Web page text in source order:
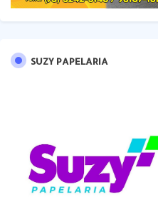
SUZY PAPELARIA